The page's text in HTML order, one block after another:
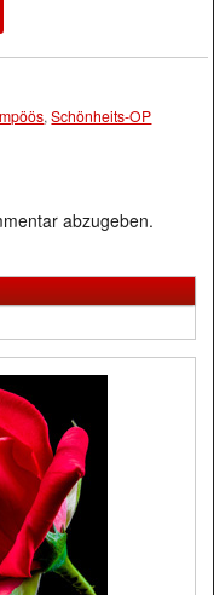
,Schönheits-OP
abzugeben.